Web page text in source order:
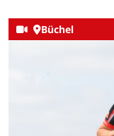
Büchel